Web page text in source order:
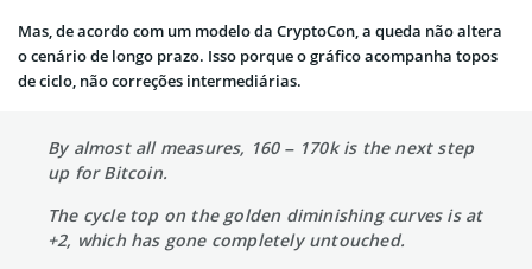
Mas, de acordo com um modelo da CryptoCon, a queda não altera
o cenário de longo prazo. Isso porque o gráfico acompanha topos
de ciclo, não correções intermediárias.
By almost all measures, 160 – 170k is the next step
up for Bitcoin.
The cycle top on the golden diminishing curves is at
+2, which has gone completely untouched.